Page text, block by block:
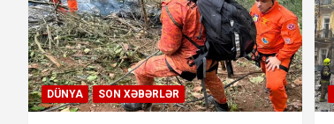
DÜNYA SON XƏBƏRLƏR